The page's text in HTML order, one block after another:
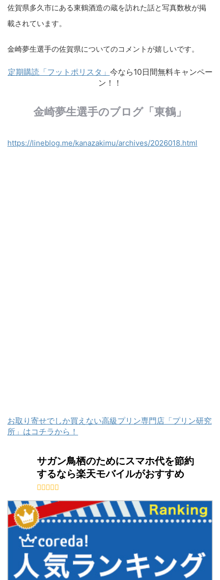
佐賀県多久市にある東鶴酒造の蔵を訪れた話と写真数枚が掲
載されています。
金崎夢生選手の佐賀県についてのコメントが嬉しいです。
定期購読「フットポリスタ」 今なら10日間無料キャンペー
ン！！
金崎夢生選手のブログ「東鶴」
https://lineblog.me/kanazakimu/archives/2026018.html
お取り寄せでしか買えない高級プリン専門店「プリン研究
所」はコチラから！
サガン鳥栖のためにスマホ代を節約
するなら楽天モバイルがおすすめ